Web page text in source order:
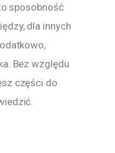
sposobność
dla innych
Bez względu
części do